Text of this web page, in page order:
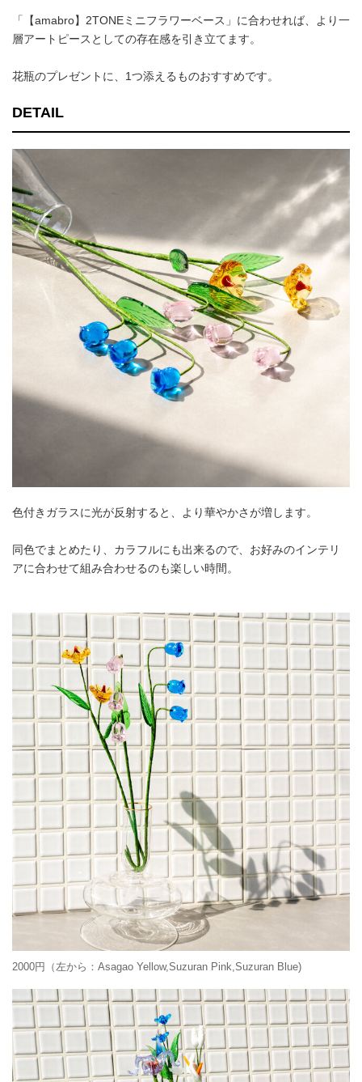
「【amabro】2TONEミニフラワーベース」に合わせれば、より一
層アートピースとしての存在感を引き立てます。
花瓶のプレゼントに、1つ添えるものおすすめです。
DETAIL
色付きガラスに光が反射すると、より華やかさが増します。
同色でまとめたり、カラフルにも出来るので、お好みのインテリ
アに合わせて組み合わせるのも楽しい時間。
2000円（左から：Asagao Yellow,Suzuran Pink,Suzuran Blue)